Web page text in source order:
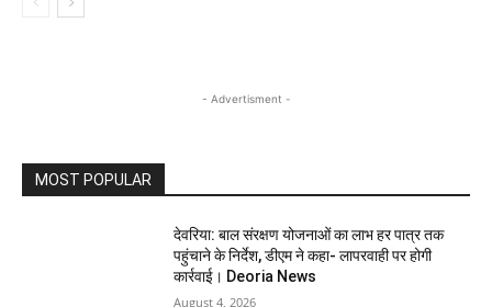
- Advertisment -
MOST POPULAR
देवरिया: बाल संरक्षण योजनाओं का लाभ हर पात्र तक
पहुंचाने के निर्देश, डीएम ने कहा- लापरवाही पर होगी
कार्रवाई। Deoria News
August 4, 2026